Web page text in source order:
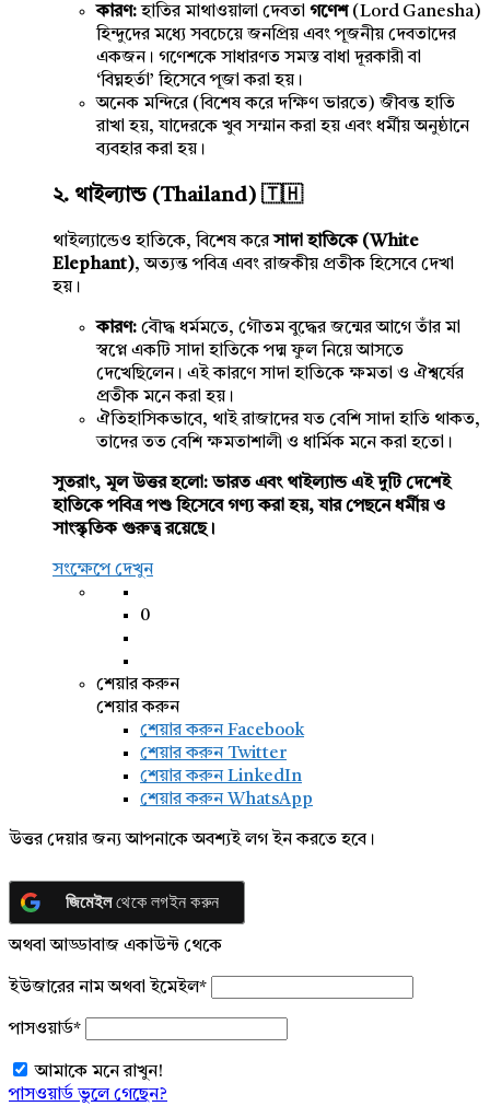
কারণ:হাতির মাথাওয়ালা দেবতা গণেশ(Lord Ganesha)
হিন্দুদের মধ্যে সবচেয়ে জনপ্রিয় এবং পূজনীয় দেবতাদের
একজন। গণেশকে সাধারণত সমস্ত বাধা দূরকারী বা
‘বিঘ্নহর্তা’ হিসেবে পূজা করা হয়।
অনেক মন্দিরে (বিশেষ করে দক্ষিণ ভারতে) জীবন্ত হাতি
রাখা হয়, যাদেরকে খুব সম্মান করা হয় এবং ধর্মীয় অনুষ্ঠানে
ব্যবহার করা হয়।
২. থাইল্যান্ড (Thailand) 🇹🇭
থাইল্যান্ডেও হাতিকে, বিশেষ করেসাদা হাতিকে (White
Elephant), অত্যন্ত পবিত্র এবং রাজকীয় প্রতীক হিসেবে দেখা
হয়।
কারণ: বৌদ্ধ ধর্মমতে, গৌতম বুদ্ধের জন্মের আগে তাঁর মা
স্বপ্নে একটি সাদা হাতিকে পদ্ম ফুল নিয়ে আসতে
দেখেছিলেন। এই কারণে সাদা হাতিকে ক্ষমতা ও ঐশ্বর্যের
প্রতীক মনে করা হয়।
ঐতিহাসিকভাবে, থাই রাজাদের যত বেশি সাদা হাতি থাকত,
তাদের তত বেশি ক্ষমতাশালী ও ধার্মিক মনে করা হতো।
সুতরাং, মূল উত্তর হলো: ভারত এবং থাইল্যান্ড এই দুটি দেশেই
হাতিকে পবিত্র পশু হিসেবে গণ্য করা হয়, যার পেছনে ধর্মীয় ও
সাংস্কৃতিক গুরুত্ব রয়েছে।
সংক্ষেপে দেখুন
0
শেয়ার করুন
শেয়ার করুন
শেয়ার করুনFacebook
শেয়ার করুন Twitter
শেয়ার করুন LinkedIn
শেয়ার করুন WhatsApp
উত্তর দেয়ার জন্য আপনাকে অবশ্যই লগ ইন করতে হবে।
জিমেইলথেকে লগইন করুন
অথবা আড্ডাবাজ একাউন্ট থেকে
ইউজারের নাম অথবা ইমেইল*
পাসওয়ার্ড*
আমাকে মনে রাখুন!
পাসওয়ার্ড ভুলে গেছেন?